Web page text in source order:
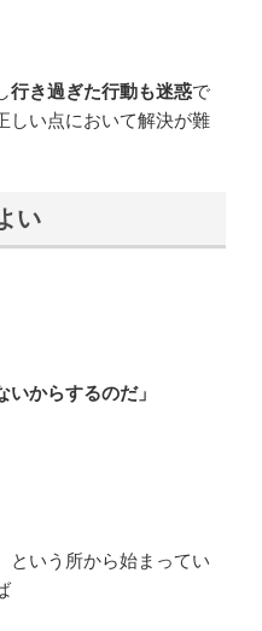
行き過ぎた行動も迷惑で
しい点において解決が難
い
いからするのだ」
という所から始まってい